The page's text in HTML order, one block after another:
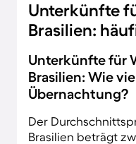
Unterkünfte
Brasilien:
Unterkünfte für
Brasilien: Wie
Übernachtung?
Der
Brasilien beträgt